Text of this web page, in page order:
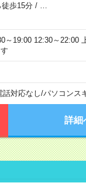
歩15分/
～19:00 12:30～22:00
話対応なし/パソコンス
詳細